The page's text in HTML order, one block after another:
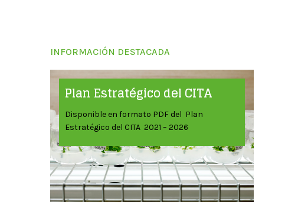
INFORMACIÓN DESTACADA
Plan Estratégico del CITA
Disponible en formato PDF del Plan
Estratégico del CITA 2021 – 2026